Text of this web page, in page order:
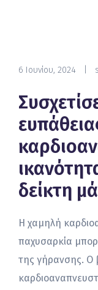
6 Ιουνίου, 2024
δείκτη
Η χαμηλή
παχυσαρκία
της γήρανσης. Ο